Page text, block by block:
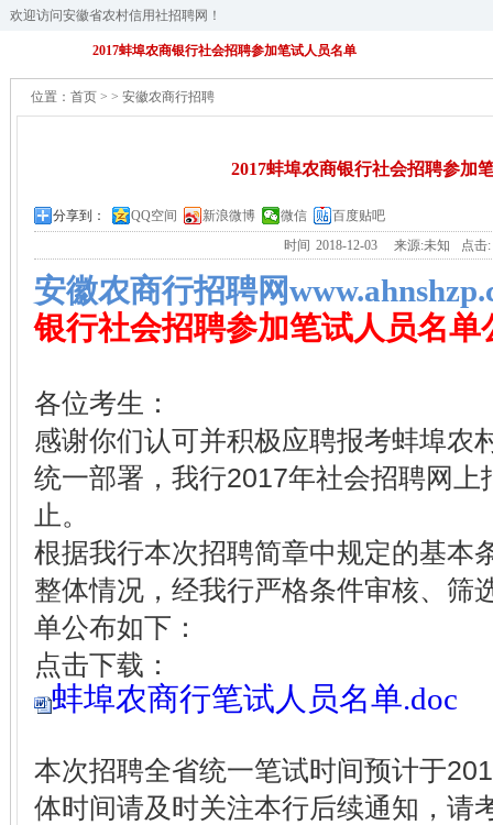
欢迎访问安徽省农村信用社招聘网！
2017蚌埠农商银行社会招聘参加笔试人员名单
位置： 首页 > > 安徽农商行招聘
2017蚌埠农商银行社会招聘参加
分享到： QQ空间 新浪微博 微信
百度贴吧
时间 2018-12-03 来源:未知 点击:
安徽农商行招聘网
银行社会招聘参加笔试人员名单
各位考生：
感谢你们认可并积极应聘报考蚌埠农
统一部署，我行2017年社会招聘网
止。
根据我行本次招聘简章中规定的基本
整体情况，经我行严格条件审核、筛
单公布如下：
点击下载：
蚌埠农商行笔试人员名单.doc
本次招聘全省统一笔试时间预计于
体时间请及时关注本行后续通知，请